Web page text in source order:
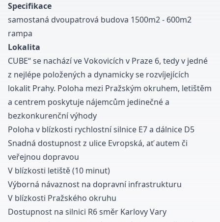
Specifikace
samostaná dvoupatrová budova 1500m2 - 600m2
rampa
Lokalita
CUBE“ se nachází ve Vokovicích v Praze 6, tedy v jedné
z nejlépe položených a dynamicky se rozvíjejících
lokalit Prahy. Poloha mezi Pražským okruhem, letištěm
a centrem poskytuje nájemcům jedinečné a
bezkonkurenční výhody
Poloha v blízkosti rychlostní silnice E7 a dálnice D5
Snadná dostupnost z ulice Evropská, ať autem či
veřejnou dopravou
V blízkosti letiště (10 minut)
Výborná návaznost na dopravní infrastrukturu
V blízkosti Pražského okruhu
Dostupnost na silnici R6 směr Karlovy Vary